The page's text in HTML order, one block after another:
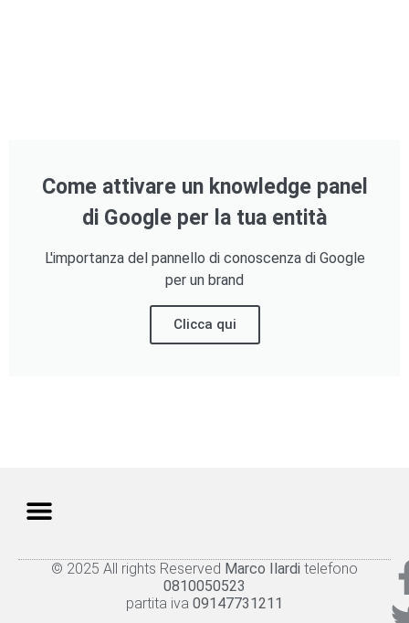
Come attivare un knowledge panel
di Google per la tua entità
L'importanza del pannello di conoscenza di Google
per un brand
Clicca qui
© 2025 All rights Reserved Marco Ilardi telefono
0810050523
partita iva 09147731211